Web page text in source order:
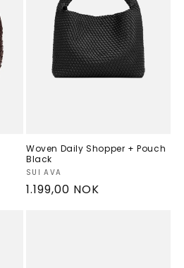
Woven Daily Shopper + Pouch
Black
Selger:
SUI AVA
Vanlig
1.199,00 NOK